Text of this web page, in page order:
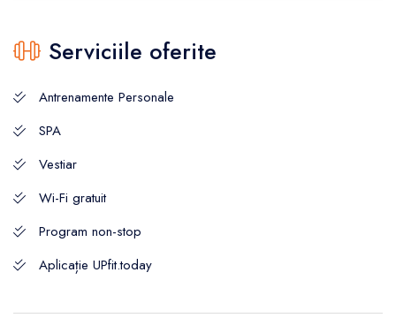
Serviciile oferite
Antrenamente Personale
SPA
Vestiar
Wi-Fi gratuit
Program non-stop
Aplicație UPfit.today